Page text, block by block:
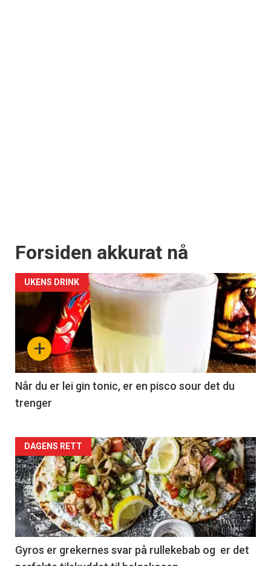
Forsiden akkurat nå
+
UKENS DRINK
Når du er lei gin tonic, er en pisco sour det du
trenger
Forsiden
akkurat
nå
-
2
DAGENS RETT
Gyros er grekernes svar på rullekebab og er det